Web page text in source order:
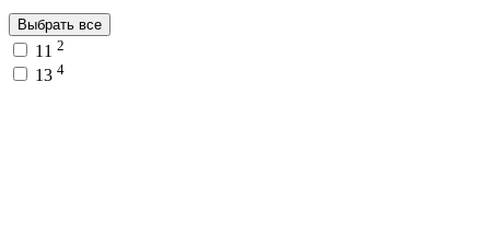
Выбрать все
11 2
13 4